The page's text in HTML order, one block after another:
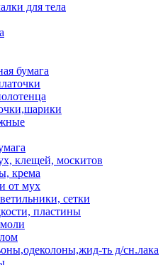
для тела
бумага
клещей, москитов
крема
от мух
сетки
пластины
ть д/сн.лака